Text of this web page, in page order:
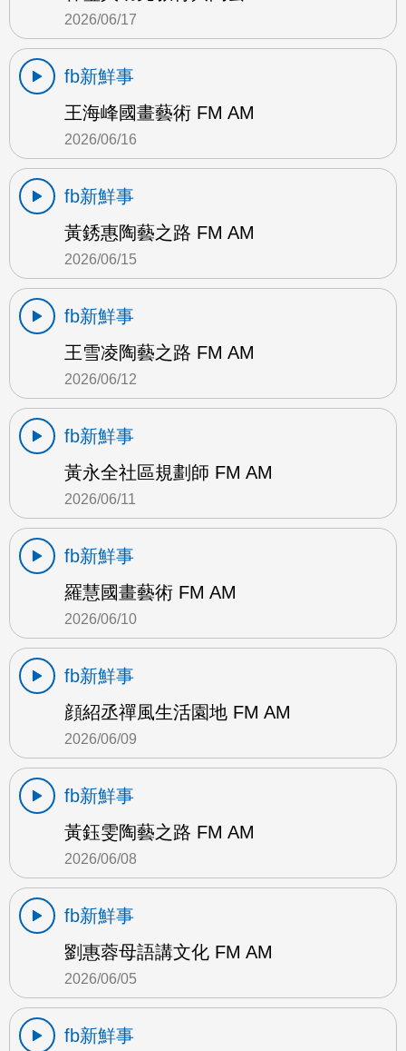
2026/06/17
fb新鮮事
王海峰國畫藝術 FM AM
2026/06/16
fb新鮮事
黃銹惠陶藝之路 FM AM
2026/06/15
fb新鮮事
王雪凌陶藝之路 FM AM
2026/06/12
fb新鮮事
黃永全社區規劃師 FM AM
2026/06/11
fb新鮮事
羅慧國畫藝術 FM AM
2026/06/10
fb新鮮事
顔紹丞禪風生活園地 FM AM
2026/06/09
fb新鮮事
黃鈺雯陶藝之路 FM AM
2026/06/08
fb新鮮事
劉惠蓉母語講文化 FM AM
2026/06/05
fb新鮮事